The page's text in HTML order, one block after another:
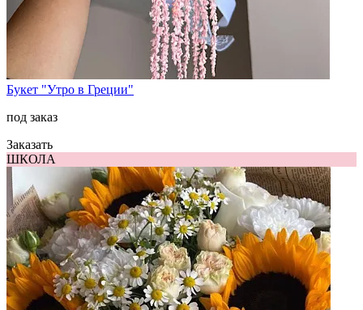
Букет "Утро в Греции"
под заказ
Заказать
ШКОЛА